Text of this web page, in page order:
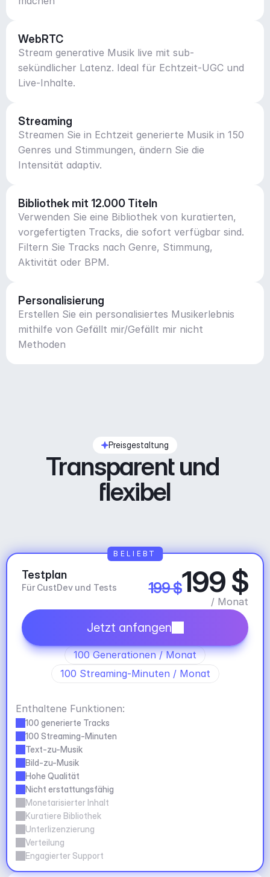
WebRTC
Stream generative Musik live mit sub-
sekündlicher Latenz. Ideal für Echtzeit-UGC und
Live-Inhalte.
Streaming
Streamen Sie in Echtzeit generierte Musik in 150
Genres und Stimmungen, ändern Sie die
Intensität adaptiv.
Bibliothek mit 12.000 Titeln
Verwenden Sie eine Bibliothek von kuratierten,
vorgefertigten Tracks, die sofort verfügbar sind.
Filtern Sie Tracks nach Genre, Stimmung,
Aktivität oder BPM.
Personalisierung
Erstellen Sie ein personalisiertes Musikerlebnis
mithilfe von Gefällt mir/Gefällt mir nicht
Methoden
Preisgestaltung
Transparent und
flexibel
Testplan
Für CustDev und Tests 199 $199 $
/ Monat
Jetzt anfangen
100 Generationen / Monat
100 Streaming-Minuten / Monat
Enthaltene Funktionen:
100 generierte Tracks
100 Streaming-Minuten
Text-zu-Musik
Bild-zu-Musik
Hohe Qualität
Nicht erstattungsfähig
Monetarisierter Inhalt
Kuratiere Bibliothek
Unterlizenzierung
Verteilung
Engagierter Support
BELIEBT